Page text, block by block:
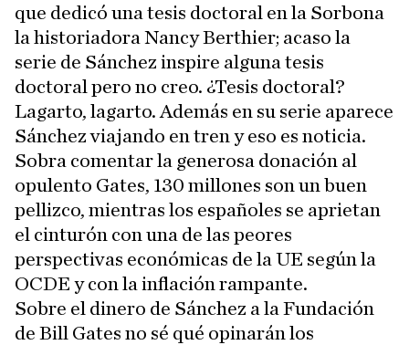
que dedicó una tesis doctoral en la Sorbona
la historiadora Nancy Berthier; acaso la
serie de Sánchez inspire alguna tesis
doctoral pero no creo. ¿Tesis doctoral?
Lagarto, lagarto. Además en su serie aparece
Sánchez viajando en tren y eso es noticia.
Sobra comentar la generosa donación al
opulento Gates, 130 millones son un buen
pellizco, mientras los españoles se aprietan
el cinturón con una de las peores
perspectivas económicas de la UE según la
OCDE y con la inflación rampante.
Sobre el dinero de Sánchez a la Fundación
de Bill Gates no sé qué opinarán los